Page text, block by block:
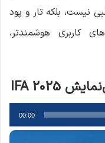
نیست، بلکه تار و پود
کاربری هوشمندتر،
00:00